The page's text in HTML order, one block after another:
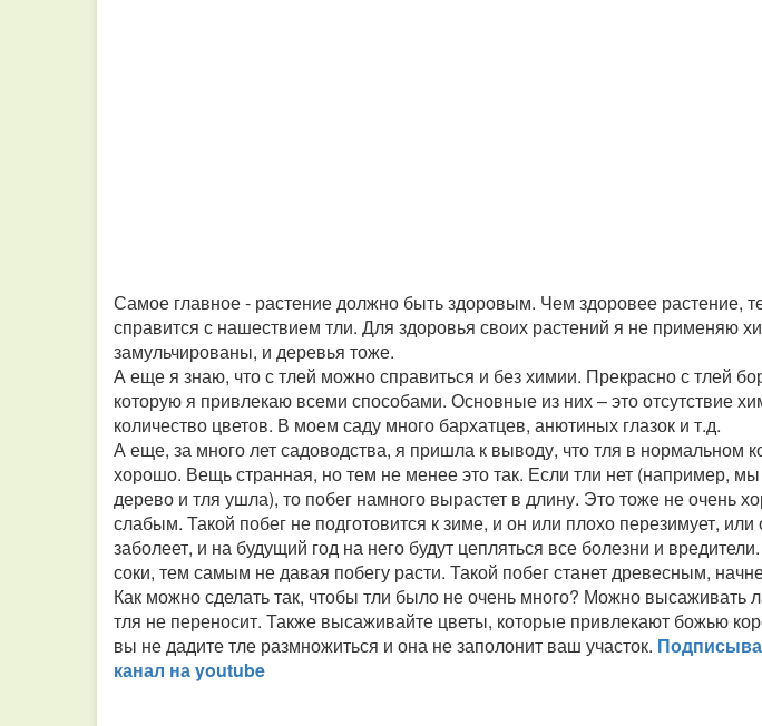
Самое главное - растение должно быть здоровым. Чем здоровее растение,
справится с нашествием тли. Для здоровья своих растений я не применяю
замульчированы, и деревья тоже.
А еще я знаю, что с тлей можно справиться и без химии. Прекрасно с тлей
которую я привлекаю всеми способами. Основные из них – это отсутствие
количество цветов. В моем саду много бархатцев, анютиных глазок и т.д.
А еще, за много лет садоводства, я пришла к выводу, что тля в нормальном
хорошо. Вещь странная, но тем не менее это так. Если тли нет (например,
дерево и тля ушла), то побег намного вырастет в длину. Это тоже не очень
слабым. Такой побег не подготовится к зиме, и он или плохо перезимует,
заболеет, и на будущий год на него будут цепляться все болезни и
соки, тем самым не давая побегу расти. Такой побег станет древесным,
Как можно сделать так, чтобы тли было не очень много? Можно высаживать
тля не переносит. Также высаживайте цветы, которые привлекают божью
вы не дадите тле размножиться и она не заполонит ваш участок.
канал на youtube